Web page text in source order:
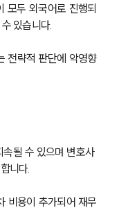
모두 외국어로 진행되
있습니다.
전략적 판단에 악영향
될 수 있으며 변호사
니다.
비용이 추가되어 재무